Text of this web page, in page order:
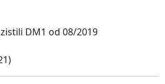
DM1 od 08/2019